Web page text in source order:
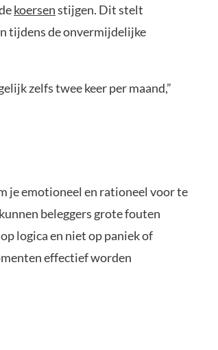
koersenstijgen. Dit stelt
tijdens de onvermijdelijke
zelfs twee keer per maand,”
je emotioneel en rationeel voor te
beleggers grote fouten
logica en niet op paniek of
effectief worden